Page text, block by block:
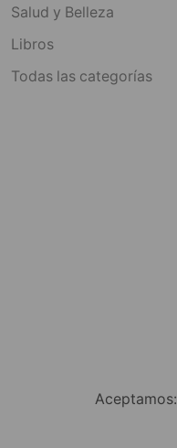
Salud y Belleza
Libros
Todas las categorías
Aceptamos: